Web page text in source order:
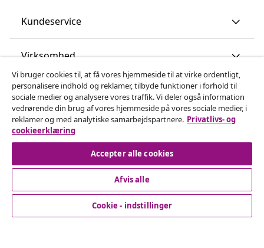
Kundeservice
Virksomhed
vidaXL
Opdag mere
© 2008-2026 www.vidaxl.dk er et website under vidaXL
Vi bruger cookies til, at få vores hjemmeside til at virke ordentligt,
personalisere indhold og reklamer, tilbyde funktioner i forhold til
sociale medier og analysere vores traffik. Vi deler også information
vedrørende din brug af vores hjemmeside på vores sociale medier, i
reklamer og med analytiske samarbejdspartnere. Privatlivs- og
cookieerklæring
Accepter alle cookies
Afvis alle
Cookie - indstillinger